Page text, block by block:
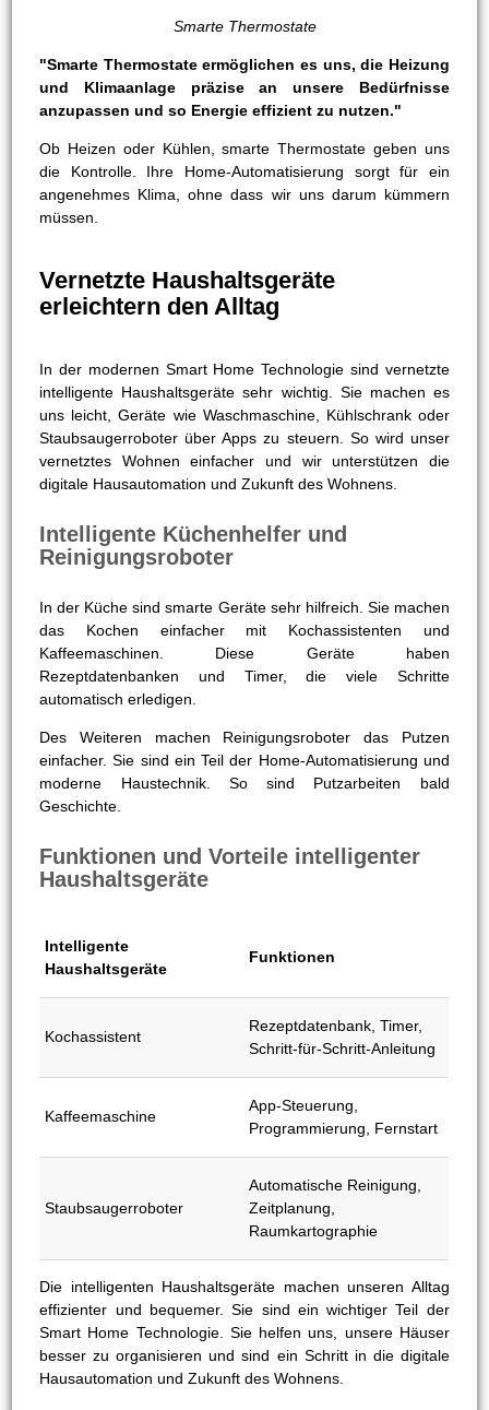
Smarte Thermostate
"Smarte Thermostate ermöglichen es uns, die Heizung
und Klimaanlage präzise an unsere Bedürfnisse
anzupassen und so Energie effizient zu nutzen."
Ob Heizen oder Kühlen, smarte Thermostate geben uns
die Kontrolle. Ihre Home-Automatisierung sorgt für ein
angenehmes Klima, ohne dass wir uns darum kümmern
müssen.
Vernetzte Haushaltsgeräte
erleichtern den Alltag
In der modernen Smart Home Technologie sind vernetzte
intelligente Haushaltsgeräte sehr wichtig. Sie machen es
uns leicht, Geräte wie Waschmaschine, Kühlschrank oder
Staubsaugerroboter über Apps zu steuern. So wird unser
vernetztes Wohnen einfacher und wir unterstützen die
digitale Hausautomation und Zukunft des Wohnens.
Intelligente Küchenhelfer und
Reinigungsroboter
In der Küche sind smarte Geräte sehr hilfreich. Sie machen
das Kochen einfacher mit Kochassistenten und
Kaffeemaschinen. Diese Geräte haben
Rezeptdatenbanken und Timer, die viele Schritte
automatisch erledigen.
Des Weiteren machen Reinigungsroboter das Putzen
einfacher. Sie sind ein Teil der Home-Automatisierung und
moderne Haustechnik. So sind Putzarbeiten bald
Geschichte.
Funktionen und Vorteile intelligenter
Haushaltsgeräte
Intelligente
Haushaltsgeräte
Funktionen
Kochassistent
Rezeptdatenbank, Timer,
Schritt-für-Schritt-Anleitung
Kaffeemaschine
App-Steuerung,
Programmierung, Fernstart
Staubsaugerroboter
Automatische Reinigung,
Zeitplanung,
Raumkartographie
Die intelligenten Haushaltsgeräte machen unseren Alltag
effizienter und bequemer. Sie sind ein wichtiger Teil der
Smart Home Technologie. Sie helfen uns, unsere Häuser
besser zu organisieren und sind ein Schritt in die digitale
Hausautomation und Zukunft des Wohnens.